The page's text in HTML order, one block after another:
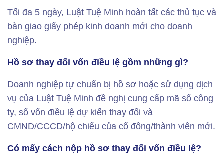
Tối đa 5 ngày, Luật Tuệ Minh hoàn tất các thủ tục và
bàn giao giấy phép kinh doanh mới cho doanh
nghiệp.
Hồ sơ thay đổi vốn điều lệ gồm những gì?
Doanh nghiệp tự chuẩn bị hồ sơ hoặc sử dụng dịch
vụ của Luật Tuệ Minh đề nghị cung cấp mã số công
ty, số vốn điều lệ dự kiến ​​thay đổi và
CMND/CCCD/hộ chiếu của cổ đông/thành viên mới.
Có mấy cách nộp hồ sơ thay đổi vốn điều lệ?